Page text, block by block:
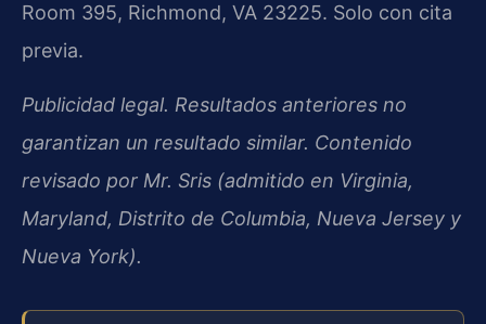
Room 395, Richmond, VA 23225. Solo con cita
previa.
Publicidad legal. Resultados anteriores no
garantizan un resultado similar. Contenido
revisado por Mr. Sris (admitido en Virginia,
Maryland, Distrito de Columbia, Nueva Jersey y
Nueva York).